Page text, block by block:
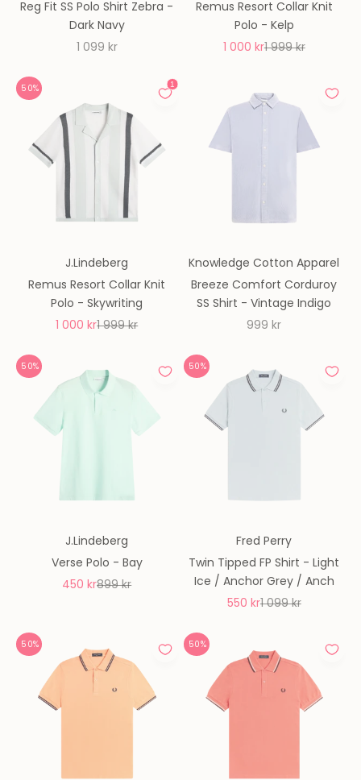
Reg Fit SS Polo Shirt Zebra -
Dark Navy
REA-pris
1 099 kr
Remus Resort Collar Knit
Polo - Kelp
REA-pris
1 000 krPris
1 999 kr
50%
J.Lindeberg
Remus Resort Collar Knit
Polo - Skywriting
REA-pris
1 000 krPris
1 999 kr
Knowledge Cotton Apparel
Breeze Comfort Corduroy
SS Shirt - Vintage Indigo
REA-pris
999 kr
50%
J.Lindeberg
Verse Polo - Bay
REA-pris
450 krPris
899 kr
50%
Fred Perry
Twin Tipped FP Shirt - Light
Ice / Anchor Grey / Anch
REA-pris
550 krPris
1 099 kr
50% 50%